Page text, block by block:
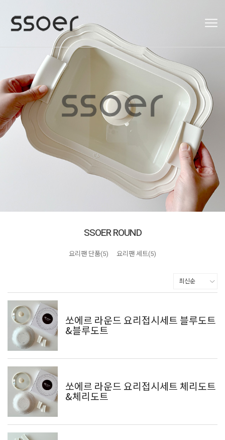
SSOER ROUND
요리팬 단품(5) 요리팬 세트(5)
쏘에르 라운드 요리접시세트 블루도트
&블루도트
쏘에르 라운드 요리접시세트 체리도트
&체리도트